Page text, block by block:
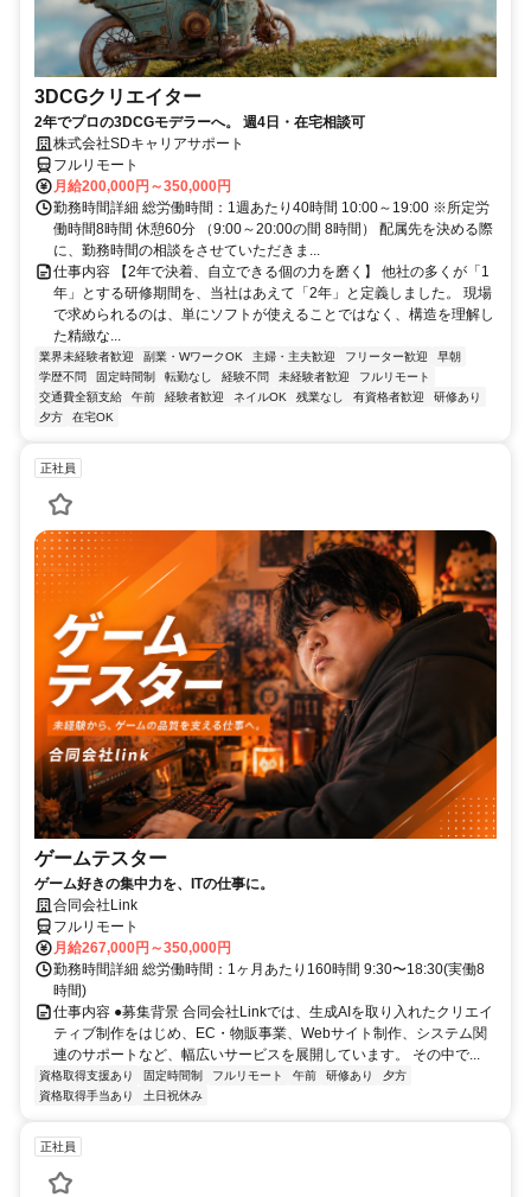
3DCGクリエイター
2年でプロの3DCGモデラーへ。 週4日・在宅相談可
株式会社SDキャリアサポート
フルリモート
月給200,000円～350,000円
勤務時間詳細 総労働時間：1週あたり40時間 10:00～19:00 ※所定労
働時間8時間 休憩60分 （9:00～20:00の間 8時間） 配属先を決める際
に、勤務時間の相談をさせていただきま...
仕事内容 【2年で決着、自立できる個の力を磨く】 他社の多くが「1
年」とする研修期間を、当社はあえて「2年」と定義しました。 現場
で求められるのは、単にソフトが使えることではなく、構造を理解し
た精緻な...
業界未経験者歓迎 副業・WワークOK 主婦・主夫歓迎 フリーター歓迎
早朝
学歴不問
固定時間制 転勤なし 経験不問 未経験者歓迎
フルリモート
交通費全額支給
午前 経験者歓迎 ネイルOK 残業なし 有資格者歓迎
研修あり
夕方
在宅OK
正社員
ゲームテスター
ゲーム好きの集中力を、ITの仕事に。
合同会社Link
フルリモート
月給267,000円～350,000円
勤務時間詳細 総労働時間：1ヶ月あたり160時間 9:30〜18:30(実働8
時間)
仕事内容 ●募集背景 合同会社Linkでは、生成AIを取り入れたクリエイ
ティブ制作をはじめ、EC・物販事業、Webサイト制作、システム関
連のサポートなど、幅広いサービスを展開しています。 その中で...
資格取得支援あり 固定時間制 フルリモート 午前 研修あり
夕方
資格取得手当あり
土日祝休み
正社員